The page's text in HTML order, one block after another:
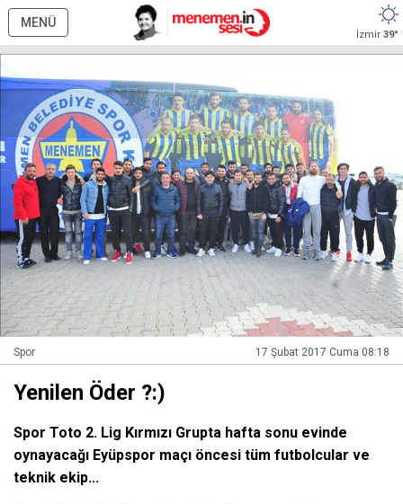
MENÜ
İzmir 39°
Spor 17 Şubat 2017 Cuma 08:18
Yenilen Öder ?:)
Spor Toto 2. Lig Kırmızı Grupta hafta sonu evinde
oynayacağı Eyüpspor maçı öncesi tüm futbolcular ve
teknik ekip...